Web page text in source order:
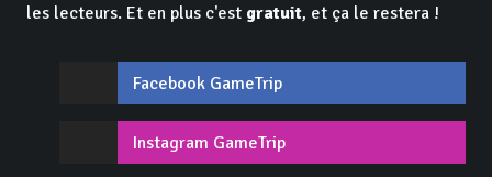
les lecteurs. Et en plus c'est gratuit, et ça le restera !
Facebook GameTrip
Instagram GameTrip